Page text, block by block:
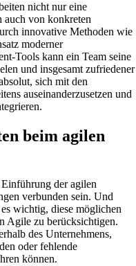
nicht nur eine
auch von konkreten
innovative Methoden wie
moderner
Tools kann ein Team seine
und insgesamt zufriedener
sich mit den
auseinanderzusetzen und
beim agilen
der agilen
verbunden sein. Und
wichtig, diese möglichen
Agile zu berücksichtigen.
des Unternehmens,
oder fehlende
können.